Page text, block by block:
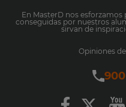
En MasterD nos
conseguidas por nuestros
sirvan de
Opiniones